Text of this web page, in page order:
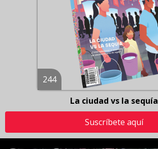
244
La ciudad vs la sequía
Suscríbete aquí